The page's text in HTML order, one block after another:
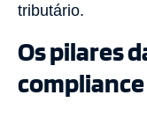
tributário.
Os pilares
compliance